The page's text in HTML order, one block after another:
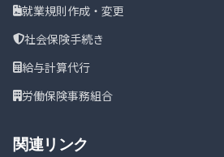
就業規則作成・変更
社会保険手続き
給与計算代行
労働保険事務組合
関連リンク